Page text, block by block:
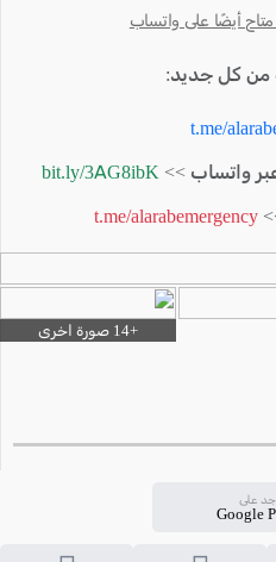
متاح أيضًا على واتساب
من كل جديد:
t.me/
واتساب >> bit.ly/3AG8ibK
t.me/alarabemergency
على
Google